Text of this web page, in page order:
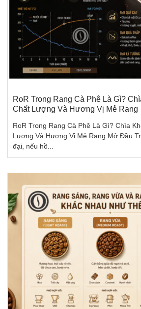
RoR Trong Rang Cà Phê Là Gì?
Chất Lượng Và Hương Vị Mẻ Rang
RoR Trong Rang Cà Phê Là Gì? Chìa
Lượng Và Hương Vị Mẻ Rang Mở Đầu
đại, nếu hồ...